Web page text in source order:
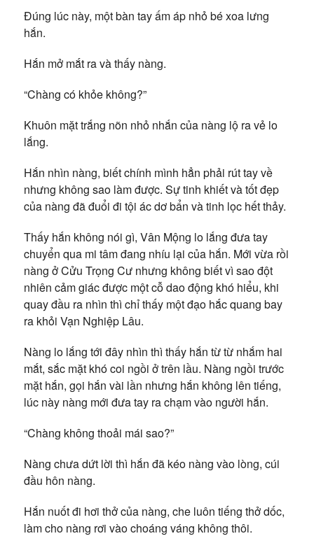
Đúng lúc này, một bàn tay ấm áp nhỏ bé xoa lưng
hắn.
Hắn mở mắt ra và thấy nàng.
“Chàng có khỏe không?”
Khuôn mặt trắng nõn nhỏ nhắn của nàng lộ ra vẻ lo
lắng.
Hắn nhìn nàng, biết chính mình hẳn phải rút tay về
nhưng không sao làm được. Sự tinh khiết và tốt đẹp
của nàng đã đuổi đi tội ác dơ bẩn và tinh lọc hết thảy.
Thấy hắn không nói gì, Vân Mộng lo lắng đưa tay
chuyển qua mi tâm đang nhíu lại của hắn. Mới vừa rồi
nàng ở Cửu Trọng Cư nhưng không biết vì sao đột
nhiên cảm giác được một cỗ dao động khó hiểu, khi
quay đầu ra nhìn thì chỉ thấy một đạo hắc quang bay
ra khỏi Vạn Nghiệp Lâu.
Nàng lo lắng tới đây nhìn thì thấy hắn từ từ nhắm hai
mắt, sắc mặt khó coi ngồi ở trên lầu. Nàng ngồi trước
mặt hắn, gọi hắn vài lần nhưng hắn không lên tiếng,
lúc này nàng mới đưa tay ra chạm vào người hắn.
“Chàng không thoải mái sao?”
Nàng chưa dứt lời thì hắn đã kéo nàng vào lòng, cúi
đầu hôn nàng.
Hắn nuốt đi hơi thở của nàng, che luôn tiếng thở dốc,
làm cho nàng rơi vào choáng váng không thôi.